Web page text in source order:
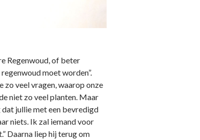
Regenwoud, of beter
moet worden”.
zo veel vragen, waarop onze
niet zo veel planten. Maar
jullie met een bevredigd
niets. Ik zal iemand voor
Daarna liep hij terug om